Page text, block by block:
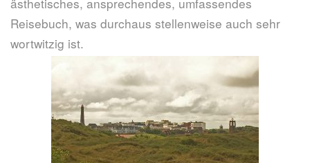
Reisebuch, was durchaus stellenweise auch sehr
wortwitzig ist.